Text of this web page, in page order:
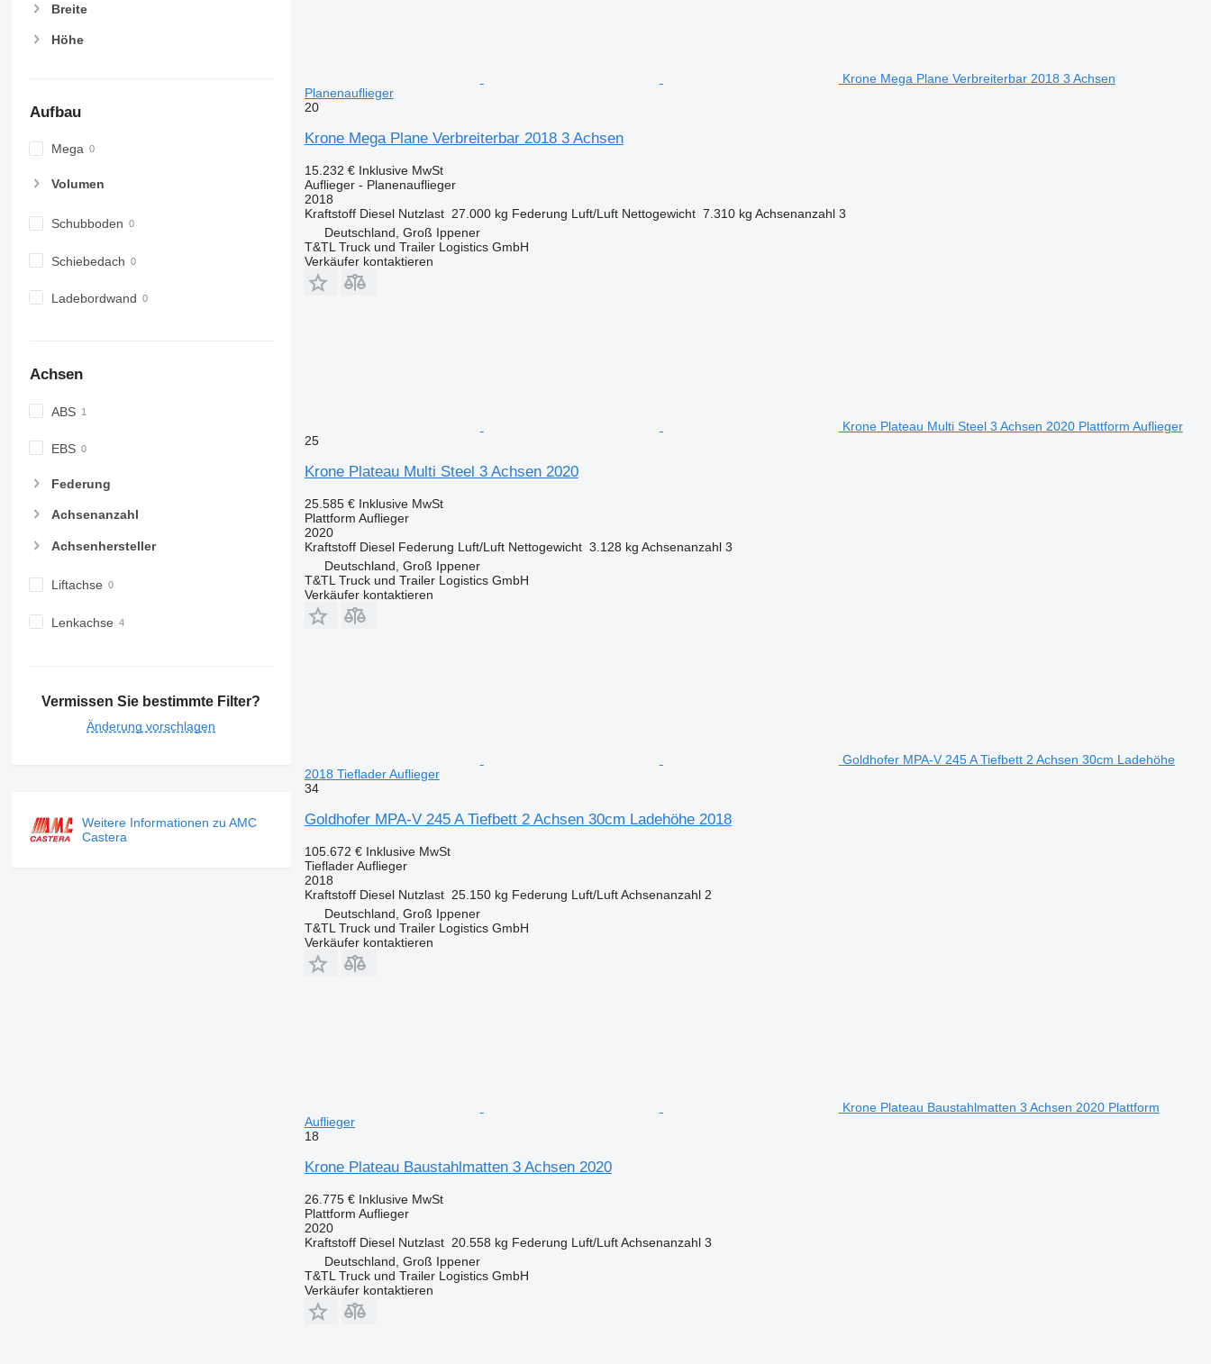
Breite
Höhe
Aufbau
Mega
Volumen
Schubboden
Schiebedach
Ladebordwand
Achsen
ABS
EBS
Federung
Achsenanzahl
Achsenhersteller
Liftachse
Lenkachse
Vermissen Sie bestimmte Filter?
Änderung vorschlagen
Weitere Informationen zu AMC
Castera
Krone Mega Plane Verbreiterbar 2018 3 Achsen
Planenauflieger
20
Krone Mega Plane Verbreiterbar 2018 3 Achsen
15.232 € Inklusive MwSt
Auflieger - Planenauflieger
2018
Kraftstoff Diesel Nutzlast 27.000 kg Federung Luft/Luft Nettogewicht 7.310 kg Achsenanzahl 3
Deutschland, Groß Ippener
T&TL Truck und Trailer Logistics GmbH
Verkäufer kontaktieren
Krone Plateau Multi Steel 3 Achsen 2020 Plattform Auflieger
25
Krone Plateau Multi Steel 3 Achsen 2020
25.585 € Inklusive MwSt
Plattform Auflieger
2020
Kraftstoff Diesel Federung Luft/Luft Nettogewicht 3.128 kg Achsenanzahl 3
Deutschland, Groß Ippener
T&TL Truck und Trailer Logistics GmbH
Verkäufer kontaktieren
Goldhofer MPA-V 245 A Tiefbett 2 Achsen 30cm Ladehöhe
2018 Tieflader Auflieger
34
Goldhofer MPA-V 245 A Tiefbett 2 Achsen 30cm Ladehöhe 2018
105.672 € Inklusive MwSt
Tieflader Auflieger
2018
Kraftstoff Diesel Nutzlast 25.150 kg Federung Luft/Luft Achsenanzahl 2
Deutschland, Groß Ippener
T&TL Truck und Trailer Logistics GmbH
Verkäufer kontaktieren
Krone Plateau Baustahlmatten 3 Achsen 2020 Plattform
Auflieger
18
Krone Plateau Baustahlmatten 3 Achsen 2020
26.775 € Inklusive MwSt
Plattform Auflieger
2020
Kraftstoff Diesel Nutzlast 20.558 kg Federung Luft/Luft Achsenanzahl 3
Deutschland, Groß Ippener
T&TL Truck und Trailer Logistics GmbH
Verkäufer kontaktieren